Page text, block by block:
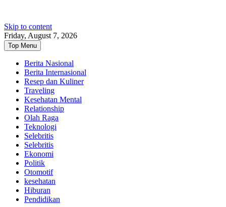
Skip to content
Friday, August 7, 2026
Top Menu
Berita Nasional
Berita Internasional
Resep dan Kuliner
Traveling
Kesehatan Mental
Relationship
Olah Raga
Teknologi
Selebritis
Selebritis
Ekonomi
Politik
Otomotif
kesehatan
Hiburan
Pendidikan